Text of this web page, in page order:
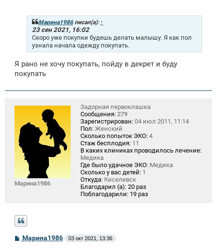
Марина1986писал(а): ↑
23 сен 2021, 16:02
Скоро уже покупки будешь делать малышу. Я как пол
узнала начала одежду покупать.
Я рано не хочу покупать, пойду в декрет и буду
покупать
Марина1986
Задорная первоклашка
Сообщения: 279
Зарегистрирован: 04 июл 2011, 11:14
Пол: Женский
Сколько попыток ЭКО: 4
Стаж бесплодия: 11
В каких клиниках проводилось лечение:
Медика
Где было удачное ЭКО: Медика
Сколько у вас детей: 1
Откуда: Киселевск
Благодарил (а): 20 раз
Поблагодарили: 19 раз
СМарина1986 03 окт 2021, 13:36